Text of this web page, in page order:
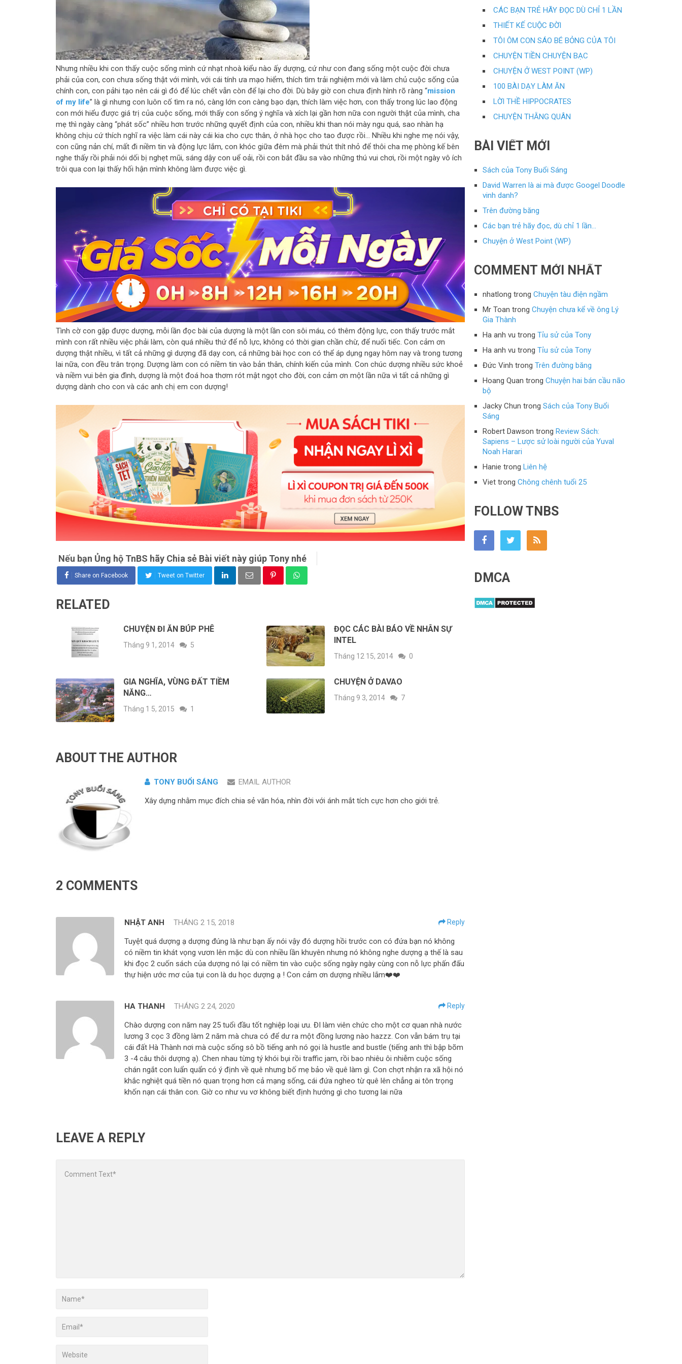
Nhưng nhiều khi con thấy cuộc sống mình cứ nhạt nhoà kiểu nào ấy dượng, cứ như con đang sống một cuộc đời chưa
phải của con, con chưa sống thật với mình, với cái tính ưa mạo hiểm, thích tìm trải nghiệm mới và làm chủ cuộc sống của
chính con, con pảhi tạo nên cái gì đó để lúc chết vẫn còn để lại cho đời. Dù bây giờ con chưa định hình rõ ràng “mission
of my life” là gì nhưng con luôn cố tìm ra nó, càng lớn con càng bạo dạn, thích làm việc hơn, con thấy trong lúc lao động
con mới hiểu được giá trị của cuộc sống, mới thấy con sống ý nghĩa và xích lại gần hơn nữa con người thật của mình, cha
mẹ thì ngày càng “phát sốc” nhiều hơn trước những quyết định của con, nhiều khi than nói mày ngu quá, sao nhàn hạ
không chịu cứ thích nghĩ ra việc làm cái này cái kia cho cực thân, ở nhà học cho tao được rồi… Nhiều khi nghe mẹ nói vậy,
con cũng nản chí, mất đi niềm tin và động lực lắm, con khóc giữa đêm mà phải thút thít nhỏ để thôi cha mẹ phòng kế bên
nghe thấy rồi phải nói dối bị nghẹt mũi, sáng dậy con uể oải, rồi con bắt đầu sa vào những thú vui chơi, rồi một ngày vô ích
trôi qua con lại thấy hối hận mình không làm được việc gì.
Tình cờ con gặp được dượng, mỗi lần đọc bài của dượng là một lần con sôi máu, có thêm động lực, con thấy trước mắt
mình con rất nhiều việc phải làm, còn quá nhiều thứ để nỗ lực, không có thời gian chần chừ, để nuối tiếc. Con cảm ơn
dượng thật nhiều, vì tất cả những gì dượng đã dạy con, cả những bài học con có thể áp dụng ngay hôm nay và trong tương
lai nữa, con đều trân trọng. Dượng làm con có niềm tin vào bản thân, chính kiến của mình. Con chúc dượng nhiều sức khoẻ
và niềm vui bên gia đình, dượng là một đoá hoa thơm rót mật ngọt cho đời, con cảm ơn một lần nữa vì tất cả những gì
dượng dành cho con và các anh chị em con dượng!
Nếu bạn Ủng hộ TnBS hãy Chia sẻ Bài viết này giúp Tony nhé
Share on Facebook Tweet on Twitter
RELATED
CHUYỆN ĐI ĂN BÚP PHÊ
Tháng 9 1, 2014 5
ĐỌC CÁC BÀI BÁO VỀ NHÂN SỰ
INTEL
Tháng 12 15, 2014 0
GIA NGHĨA, VÙNG ĐẤT TIỀM
NĂNG…
Tháng 1 5, 2015 1
CHUYỆN Ở DAVAO
Tháng 9 3, 2014 7
ABOUT THE AUTHOR
TONY BUỔI SÁNG EMAIL AUTHOR
Xây dựng nhằm mục đích chia sẻ văn hóa, nhìn đời với ánh mắt tích cực hơn cho giới trẻ.
2 COMMENTS
NHẬT ANH THÁNG 2 15, 2018 Reply
Tuyệt quá dượng ạ dượng đúng là như bạn ấy nói vậy đó dượng hồi trước con có đứa bạn nó không
có niềm tin khát vọng vươn lên mặc dù con nhiều lần khuyên nhưng nó không nghe dượng ạ thế là sau
khi đọc 2 cuốn sách của dượng nó lại có niềm tin vào cuộc sống ngày ngày cùng con nỗ lực phấn đấu
thự hiện ước mơ của tụi con là du học dượng ạ ! Con cảm ơn dượng nhiều lắm❤️❤️
HA THANH THÁNG 2 24, 2020 Reply
Chào dượng con năm nay 25 tuổi đầu tốt nghiệp loại ưu. ĐI làm viên chức cho một cơ quan nhà nước
lương 3 cọc 3 đồng làm 2 năm mà chưa có để dư ra một đồng lương nào hazzz. Con vẫn bám trụ tại
cái đất Hà Thành nơi mà cuộc sống sô bồ tiếng anh nó gọi là hustle and bustle (tiếng anh thì bập bõm
3 -4 câu thôi dượng ạ). Chen nhau từng tý khói bụi rồi traffic jam, rồi bao nhiêu ôi nhiễm cuộc sống
chán ngắt con luẩn quẩn có ý định về quê nhưng bố mẹ bảo về quê làm gì. Con chợt nhận ra xã hội nó
khắc nghiệt quá tiền nó quan trọng hơn cả mạng sống, cái đứa ngheo từ quê lên chẳng ai tôn trọng
khốn nạn cái thân con. Giờ co như vu vơ không biết định hướng gì cho tương lai nữa
LEAVE A REPLY
CÁC BẠN TRẺ HÃY ĐỌC DÙ CHỈ 1 LẦN
THIẾT KẾ CUỘC ĐỜI
TÔI ÔM CON SÁO BÉ BỎNG CỦA TÔI
CHUYỆN TIỀN CHUYỆN BẠC
CHUYỆN Ở WEST POINT (WP)
100 BÀI DẠY LÀM ĂN
LỜI THỀ HIPPOCRATES
CHUYỆN THẰNG QUÂN
BÀI VIẾT MỚI
Sách của Tony Buổi Sáng
David Warren là ai mà được Googel Doodle
vinh danh?
Trên đường băng
Các bạn trẻ hãy đọc, dù chỉ 1 lần…
Chuyện ở West Point (WP)
COMMENT MỚI NHẤT
nhatlong trong Chuyện tàu điện ngầm
Mr Toan trong Chuyện chưa kể về ông Lý
Gia Thành
Ha anh vu trong Tỉu sử của Tony
Ha anh vu trong Tỉu sử của Tony
Đức Vinh trong Trên đường băng
Hoang Quan trong Chuyện hai bán cầu não
bộ
Jacky Chun trong Sách của Tony Buổi
Sáng
Robert Dawson trong Review Sách:
Sapiens – Lược sử loài người của Yuval
Noah Harari
Hanie trong Liên hệ
Viet trong Chông chênh tuổi 25
FOLLOW TNBS
DMCA